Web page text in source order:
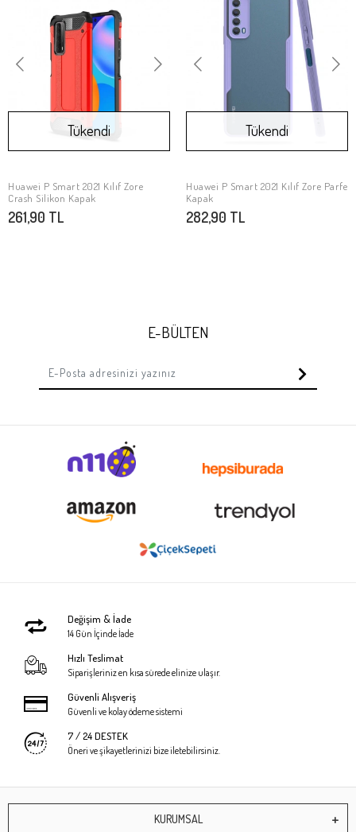
Stokta Yok
Tükendi
Huawei P Smart 2021 Kılıf Zore
Crash Silikon Kapak
261,90 TL
Stokta Yok
Tükendi
Huawei P Smart 2021 Kılıf Zore Parfe
Kapak
282,90 TL
E-BÜLTEN
Değişim & İade
14 Gün İçinde İade
Hızlı Teslimat
Siparişleriniz en kısa sürede elinize ulaşır.
Güvenli Alışveriş
Güvenli ve kolay ödeme sistemi
7 / 24 DESTEK
Öneri ve şikayetlerinizi bize iletebilirsiniz.
KURUMSAL